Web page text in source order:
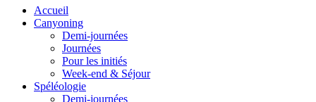
Accueil
Canyoning
Demi-journées
Journées
Pour les initiés
Week-end & Séjour
Spéléologie
Demi-journées